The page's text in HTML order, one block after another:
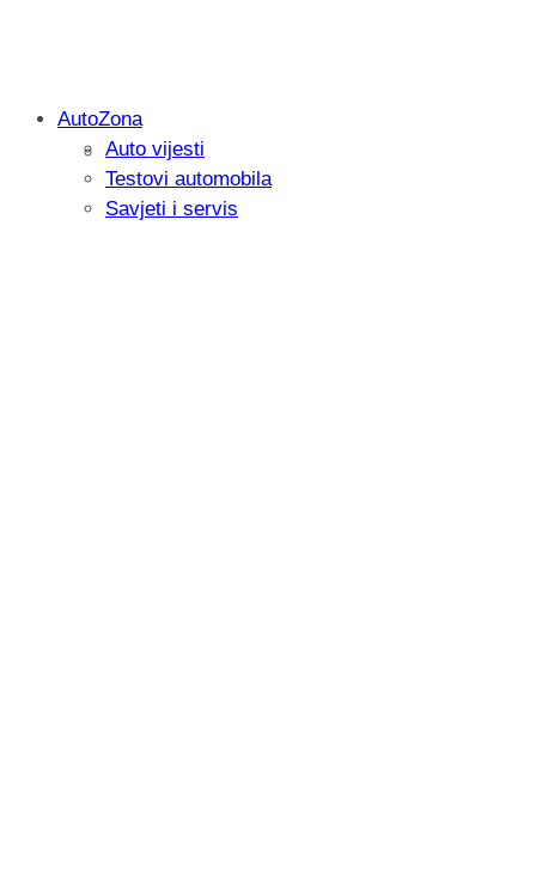
Savjetujemo: Što učiniti kada vaš
AutoZona
Auto vijesti
Testovi automobila
Savjeti i servis